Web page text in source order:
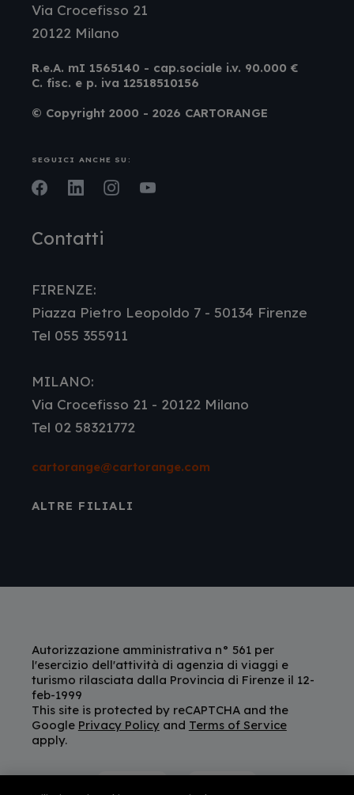
Via Crocefisso 21
20122 Milano
R.e.A. mI 1565140 - cap.sociale i.v. 90.000 €
C. fisc. e p. iva 12518510156
© Copyright 2000 - 2026 CARTORANGE
SEGUICI ANCHE SU:
Facebook
LinkedInInstagram
Contatti
FIRENZE:
Piazza Pietro Leopoldo 7 - 50134 Firenze
Tel 055 355911
MILANO:
Via Crocefisso 21 - 20122 Milano
Tel 02 58321772
cartorange@cartorange.com
ALTRE FILIALI
Autorizzazione amministrativa n° 561 per
l'esercizio dell'attività di agenzia di viaggi e
turismo rilasciata dalla Provincia di Firenze il 12-
feb-1999
This site is protected by reCAPTCHA and the
Google Privacy Policyand Terms of Service
apply.